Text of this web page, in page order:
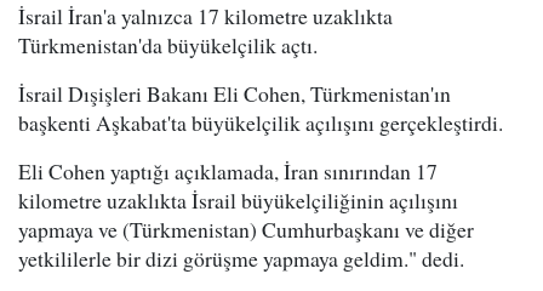
İsrail İran'a yalnızca 17 kilometre uzaklıkta
Türkmenistan'da büyükelçilik açtı.
İsrail Dışişleri Bakanı Eli Cohen, Türkmenistan'ın
başkenti Aşkabat'ta büyükelçilik açılışını gerçekleştirdi.
Eli Cohen yaptığı açıklamada, İran sınırından 17
kilometre uzaklıkta İsrail büyükelçiliğinin açılışını
yapmaya ve (Türkmenistan) Cumhurbaşkanı ve diğer
yetkililerle bir dizi görüşme yapmaya geldim." dedi.